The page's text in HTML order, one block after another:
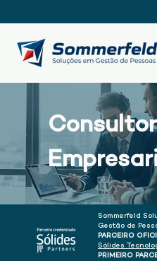
Sommerfeld
Gestão de
PARCEIRO
Sólides
PRIMEIRO